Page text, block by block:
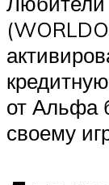
от Альфа
своему